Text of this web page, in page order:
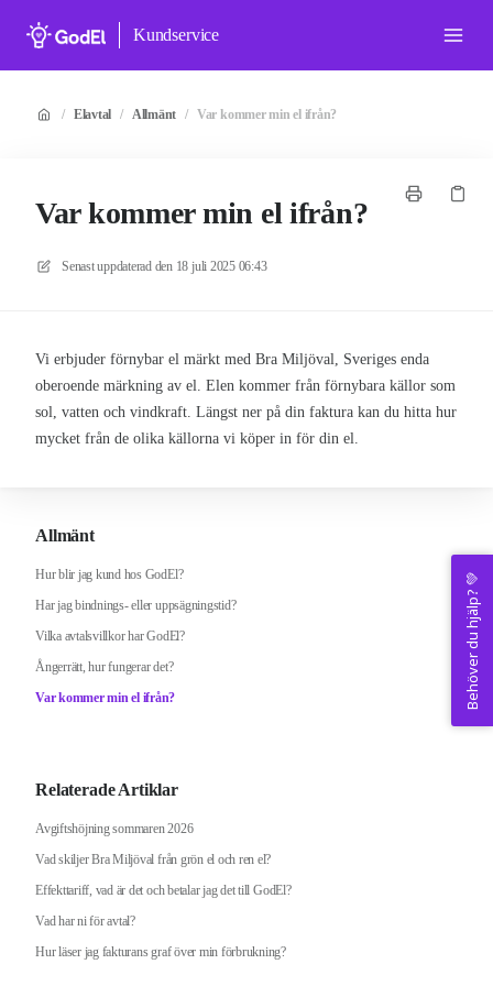
Kundservice
/ Elavtal / Allmänt / Var kommer min el ifrån?
Var kommer min el ifrån?
Senast uppdaterad den 18 juli 2025 06:43
Vi erbjuder förnybar el märkt med Bra Miljöval, Sveriges enda
oberoende märkning av el. Elen kommer från förnybara källor som
sol, vatten och vindkraft. Längst ner på din faktura kan du hitta hur
mycket från de olika källorna vi köper in för din el.
Allmänt
Hur blir jag kund hos GodEl?
Har jag bindnings- eller uppsägningstid?
Vilka avtalsvillkor har GodEl?
Ångerrätt, hur fungerar det?
Var kommer min el ifrån?
Relaterade Artiklar
Avgiftshöjning sommaren 2026
Vad skiljer Bra Miljöval från grön el och ren el?
Effekttariff, vad är det och betalar jag det till GodEl?
Vad har ni för avtal?
Hur läser jag fakturans graf över min förbrukning?
Behöver du hjälp? 💚